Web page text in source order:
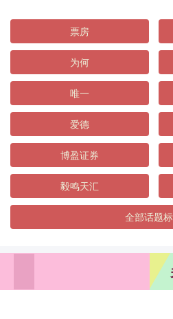
票房
为何
唯一
爱德
博盈证券
毅鸣天汇
全部话题